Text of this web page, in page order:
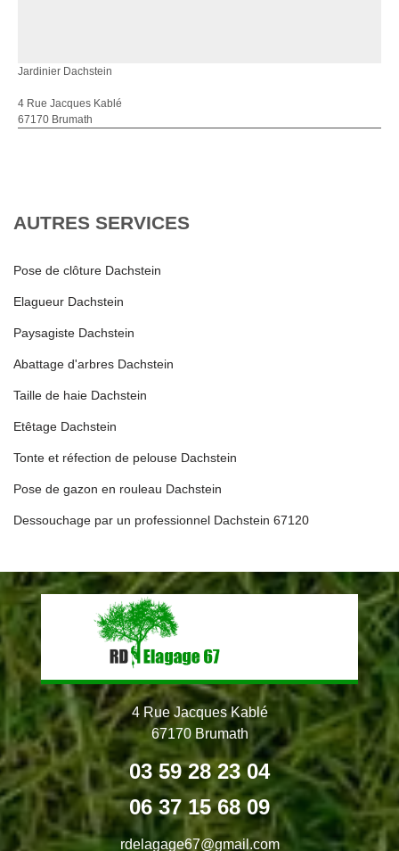
Jardinier Dachstein
4 Rue Jacques Kablé
67170 Brumath
AUTRES SERVICES
Pose de clôture Dachstein
Elagueur Dachstein
Paysagiste Dachstein
Abattage d'arbres Dachstein
Taille de haie Dachstein
Etêtage Dachstein
Tonte et réfection de pelouse Dachstein
Pose de gazon en rouleau Dachstein
Dessouchage par un professionnel Dachstein 67120
4 Rue Jacques Kablé
67170 Brumath
03 59 28 23 04
06 37 15 68 09
rdelagage67@gmail.com